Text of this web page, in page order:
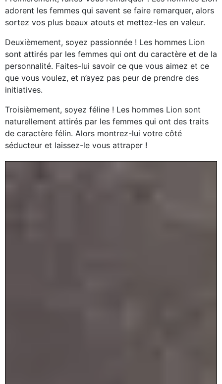
adorent les femmes qui savent se faire remarquer, alors
sortez vos plus beaux atouts et mettez-les en valeur.
Deuxièmement, soyez passionnée ! Les hommes Lion
sont attirés par les femmes qui ont du caractère et de la
personnalité. Faites-lui savoir ce que vous aimez et ce
que vous voulez, et n’ayez pas peur de prendre des
initiatives.
Troisièmement, soyez féline ! Les hommes Lion sont
naturellement attirés par les femmes qui ont des traits
de caractère félin. Alors montrez-lui votre côté
séducteur et laissez-le vous attraper !